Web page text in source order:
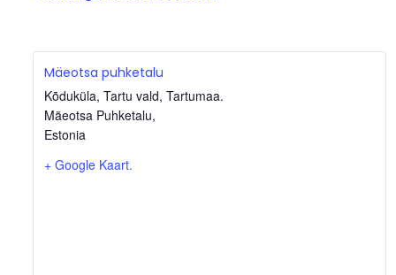
Mäeotsa puhketalu
Kõduküla, Tartu vald, Tartumaa.
Mäeotsa Puhketalu,
Estonia
+ Google Kaart.